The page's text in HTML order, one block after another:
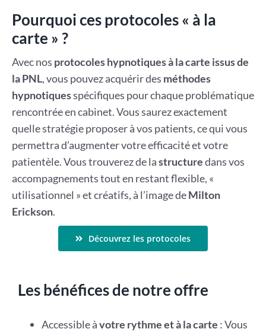
Pourquoi ces protocoles « à la
carte » ?
Avec nos protocoles hypnotiques à la carte issus de
la PNL, vous pouvez acquérir des méthodes
hypnotiquesspécifiques pour chaque problématique
rencontrée en cabinet. Vous saurez exactement
quelle stratégie proposer à vos patients, ce qui vous
permettra d’augmenter votre efficacité et votre
patientèle. Vous trouverez de lastructuredans vos
accompagnements tout en restant flexible, «
utilisationnel » et créatifs, à l’image deMilton
Erickson.
Découvrez les protocoles
Les bénéfices de notre offre
Accessible àvotre rythme et à la carte : Vous